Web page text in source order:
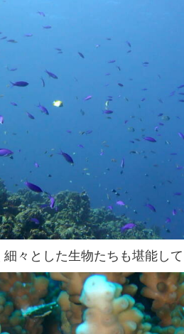
細々とした生物たちも堪能し